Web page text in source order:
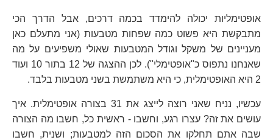
אופטימליות יכולה להימדד בכמה דרכים, אבל הדרך הכי
מתבקשת היא פשוט כמה שפחות מטבעות (אני מתעלם כאן
מעניינים של משקל וגודל המטבעות שאולי משפיעים על מה
שאנחנו נתפוס כ"אופטימלי"). לכן ההצגה של 12 בתור 10 ועוד
2 היא האופטימלית, כי היא משתמשת בשני מטבעות בלבד.
עכשיו, נניח שאני רוצה לייצג את 31 בצורה אופטימלית. איך
עושים את זה? עצרו רגע, וחשבו - ראשית כל, חשבו מה הצורה
שבה אתם תחלקו את הסכום הזה למטבעות; ושנית, חשבו